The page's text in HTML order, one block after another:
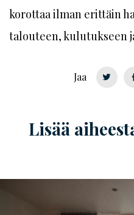
korottaa ilman erittäin
talouteen, kulutukseen
Jaa
Lisää